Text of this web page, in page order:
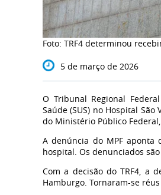
Foto: TRF4 determinou
5 de março de 2026
O Tribunal Regional
Saúde (SUS) no Hospital
do Ministério Público
A denúncia do MPF aponta
hospital. Os denunciados
Com a decisão do TRF4, a
Hamburgo. Tornaram-se